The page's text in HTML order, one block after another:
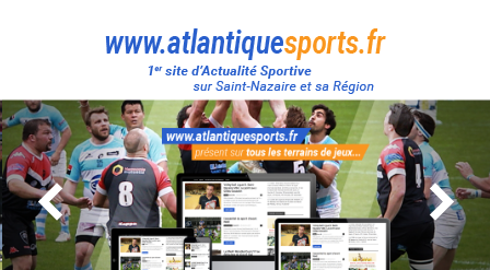
Atlantique
Sport